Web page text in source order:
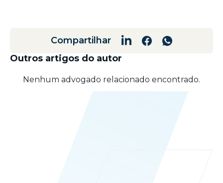
Compartilhar
Outros artigos do autor
Nenhum advogado relacionado encontrado.